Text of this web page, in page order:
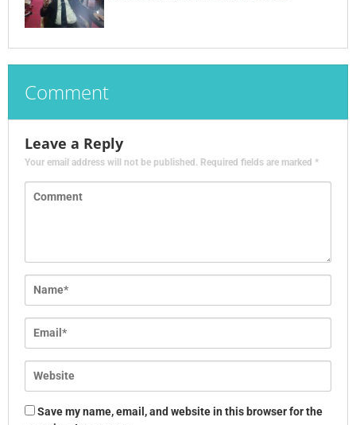
Comment
Leave a Reply
Your email address will not be published. Required fields are marked *
Save my name, email, and website in this browser for the